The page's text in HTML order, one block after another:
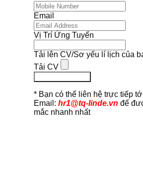
Email
Vị Trí Ứng Tuyển
Tải lên CV/Sơ yếu lí lịch của
Tải CV
* Bạn có thể liên hệ trực tiếp
Email: hr1@tq-linde.vn để
mắc nhanh nhất